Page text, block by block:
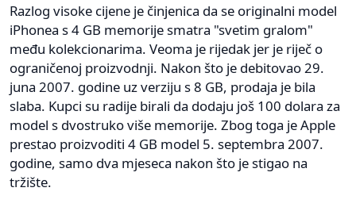
Razlog visoke cijene je činjenica da se originalni model
iPhonea s 4 GB memorije smatra "svetim gralom"
među kolekcionarima. Veoma je rijedak jer je riječ o
ograničenoj proizvodnji. Nakon što je debitovao 29.
juna 2007. godine uz verziju s 8 GB, prodaja je bila
slaba. Kupci su radije birali da dodaju još 100 dolara za
model s dvostruko više memorije. Zbog toga je Apple
prestao proizvoditi 4 GB model 5. septembra 2007.
godine, samo dva mjeseca nakon što je stigao na
tržište.